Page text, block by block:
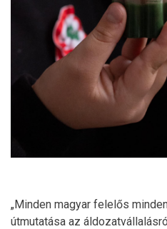
„Minden magyar felelős
útmutatása az